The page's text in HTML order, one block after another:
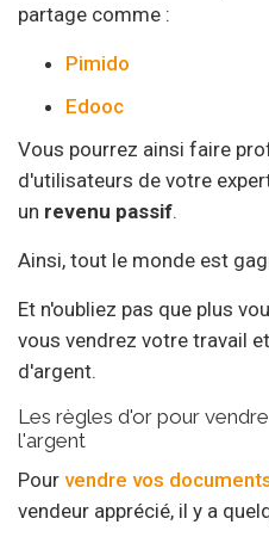
partage comme :
Pimido
Edooc
Vous pourrez ainsi faire
d'utilisateurs de votre
un revenu passif.
Ainsi, tout le monde est
Et n'oubliez pas que plus
vous vendrez votre travail
d'argent.
Les règles d'or pour
l'argent
Pour vendre vos
vendeur apprécié, il y a